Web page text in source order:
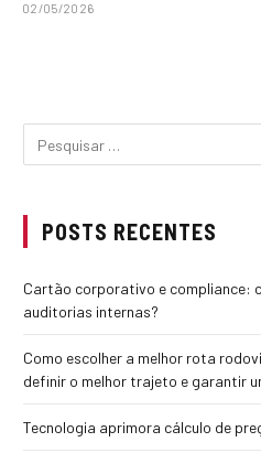
02/05/2026
POSTS RECENTES
Cartão corporativo e compliance:
auditorias internas?
Como escolher a melhor rota
definir o melhor trajeto e garantir
Tecnologia aprimora cálculo de